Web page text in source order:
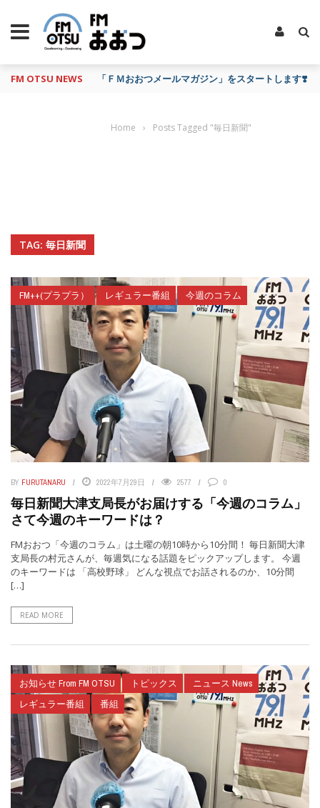
FM OTSU NEWS 『あの日の放送、もう一度聴きたいな…』にお応え
TAG: 毎日新聞
Home › Posts Tagged "毎日新聞"
FM++(プラプラ） レギュラー番組 今週のコラム
BY FURUTANARU 2022年7月29日 2577 0
毎日新聞大津支局長がお届けする「今週のコラム」
さて今週のキーワードは？
FMおおつ「今週のコラム」は土曜の朝10時から10分間！ 毎日新聞大津
支局長の村元さんが、毎週気になる話題をピックアップします。 今週
のキーワードは 「高校野球」 どんな視点でお話されるのか、10分間
[…]
READ MORE
お知らせ From FM OTSU トピックス
ニュース News
レギュラー番組
番組